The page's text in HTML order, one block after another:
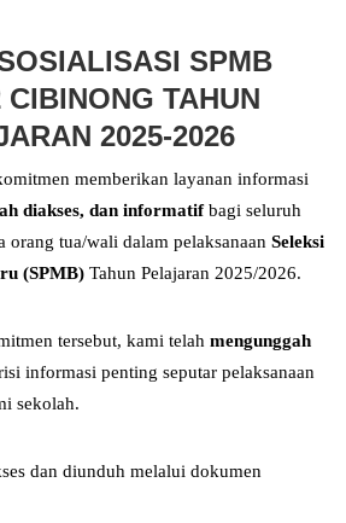
SPMB
CIBINONG TAHUN
2025-2026
memberikan layanan informasi
diakses, dan informatifbagi seluruh
orang tua/wali dalam pelaksanaan Seleksi
(SPMB) Tahun Pelajaran 2025/2026.
tersebut, kami telah mengunggah
informasi penting seputar pelaksanaan
sekolah.
dan diunduh melalui dokumen